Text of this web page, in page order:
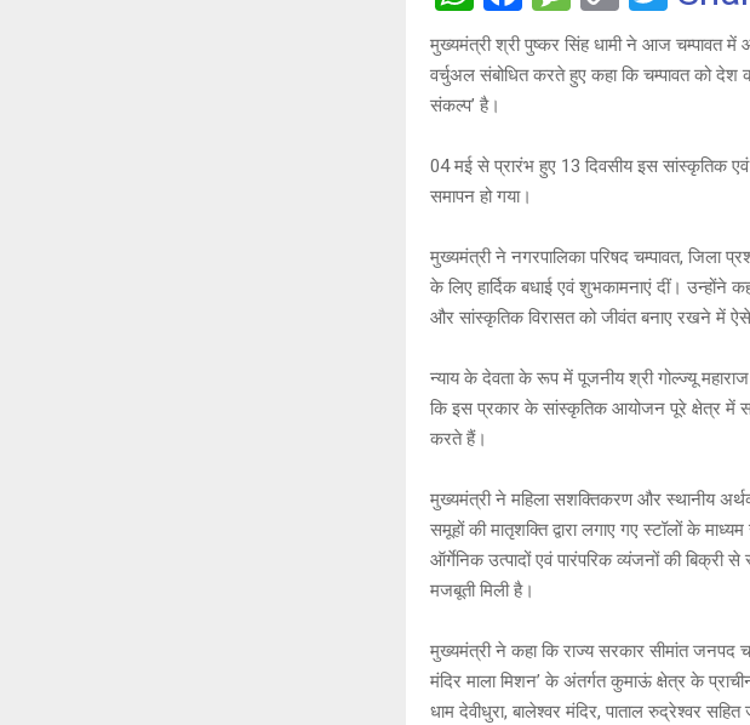
h
at
s
A
p
a
ce
o
o
es
s
g
e
o
py
n
k
wi
tt
मुख्यमंत्री श्री पुष्कर सिंह धामी ने आज चम्पावत में
वर्चुअल संबोधित करते हुए कहा कि चम्पावत को देश
संकल्प’ है।
04 मई से प्रारंभ हुए 13 दिवसीय इस सांस्कृतिक
समापन हो गया।
मुख्यमंत्री ने नगरपालिका परिषद चम्पावत, जिला
के लिए हार्दिक बधाई एवं शुभकामनाएं दीं। उन्होंने
और सांस्कृतिक विरासत को जीवंत बनाए रखने में
न्याय के देवता के रूप में पूजनीय श्री गोल्ज्यू
कि इस प्रकार के सांस्कृतिक आयोजन पूरे क्षेत्र में
करते हैं।
मुख्यमंत्री ने महिला सशक्तिकरण और स्थानीय
समूहों की मातृशक्ति द्वारा लगाए गए स्टॉलों के
ऑर्गेनिक उत्पादों एवं पारंपरिक व्यंजनों की बिक्री
मजबूती मिली है।
मुख्यमंत्री ने कहा कि राज्य सरकार सीमांत जनपद
मंदिर माला मिशन’ के अंतर्गत कुमाऊं क्षेत्र के
धाम देवीधुरा, बालेश्वर मंदिर, पाताल रुद्रेश्वर